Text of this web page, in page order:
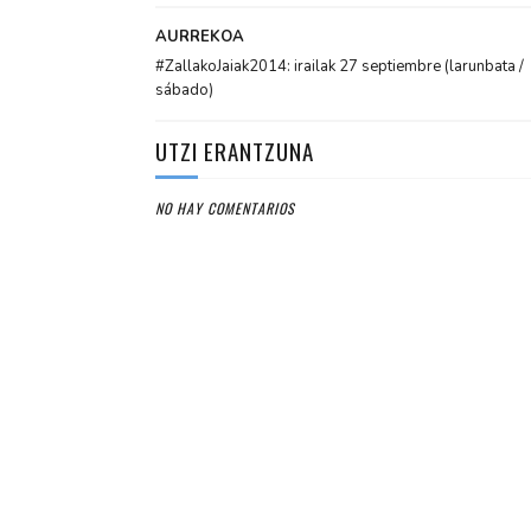
AURREKOA
#ZallakoJaiak2014: irailak 27 septiembre (larunbata /
sábado)
UTZI ERANTZUNA
NO HAY COMENTARIOS